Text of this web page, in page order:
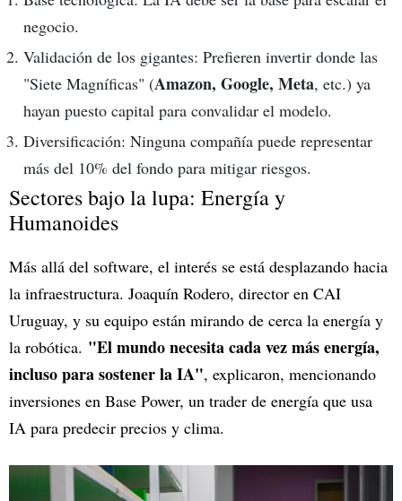
negocio.
Validación de los gigantes: Prefieren invertir donde las
"Siete Magníficas" (Amazon, Google, Meta, etc.) ya
hayan puesto capital para convalidar el modelo.
Diversificación: Ninguna compañía puede representar
más del 10% del fondo para mitigar riesgos.
Sectores bajo la lupa: Energía y
Humanoides
Más allá del software, el interés se está desplazando hacia
la infraestructura. Joaquín Rodero, director en CAI
Uruguay, y su equipo están mirando de cerca la energía y
la robótica. "El mundo necesita cada vez más energía,
incluso para sostener la IA", explicaron, mencionando
inversiones en Base Power, un trader de energía que usa
IA para predecir precios y clima.